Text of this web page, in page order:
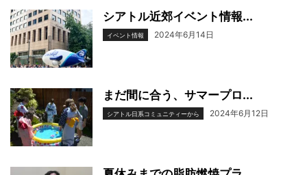
シアトル近郊イベント情報...
イベント情報 2024年6月14日
まだ間に合う、サマープロ...
シアトル日系コミュニティーから 2024年6月12日